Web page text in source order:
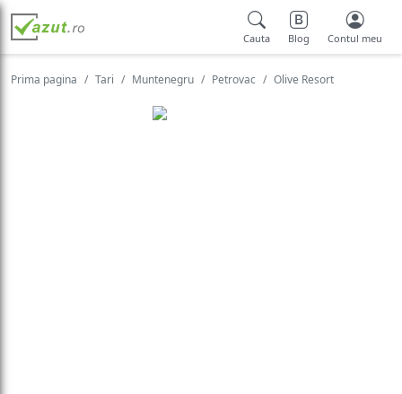
Cauta Blog Contul meu
Prima pagina Tari Muntenegru Petrovac Olive Resort